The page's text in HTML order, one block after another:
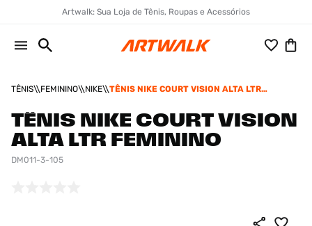
Artwalk: Sua Loja de Tênis, Roupas e Acessórios
TÊNIS FEMININO NIKE
TÊNIS NIKE COURT VISION ALTA LTR
TÊNIS NIKE COURT VISION
ALTA LTR FEMININO
DM011-3-105